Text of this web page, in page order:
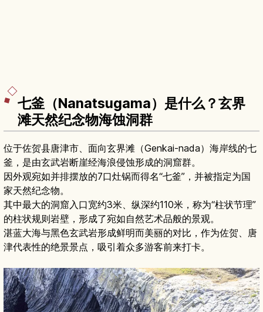
七釜（Nanatsugama）是什么？玄界
滩天然纪念物海蚀洞群
位于佐贺县唐津市、面向玄界滩（Genkai-nada）海岸线的七
釜，是由玄武岩断崖经海浪侵蚀形成的洞窟群。
因外观宛如并排摆放的7口灶锅而得名“七釜”，并被指定为国
家天然纪念物。
其中最大的洞窟入口宽约3米、纵深约110米，称为“柱状节理”
的柱状规则岩壁，形成了宛如自然艺术品般的景观。
湛蓝大海与黑色玄武岩形成鲜明而美丽的对比，作为佐贺、唐
津代表性的绝景景点，吸引着众多游客前来打卡。